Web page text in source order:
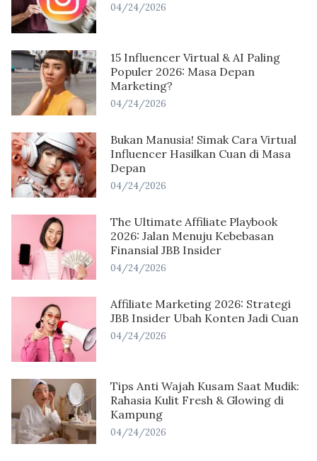
04/24/2026
15 Influencer Virtual & AI Paling
Populer 2026: Masa Depan
Marketing?
04/24/2026
Bukan Manusia! Simak Cara Virtual
Influencer Hasilkan Cuan di Masa
Depan
04/24/2026
The Ultimate Affiliate Playbook
2026: Jalan Menuju Kebebasan
Finansial JBB Insider
04/24/2026
Affiliate Marketing 2026: Strategi
JBB Insider Ubah Konten Jadi Cuan
04/24/2026
Tips Anti Wajah Kusam Saat Mudik:
Rahasia Kulit Fresh & Glowing di
Kampung
04/24/2026